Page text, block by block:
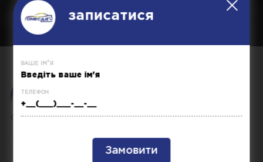
записатися
ваше ім'я
телефон
ONE CAR - простий та зрозумілий автосервіс